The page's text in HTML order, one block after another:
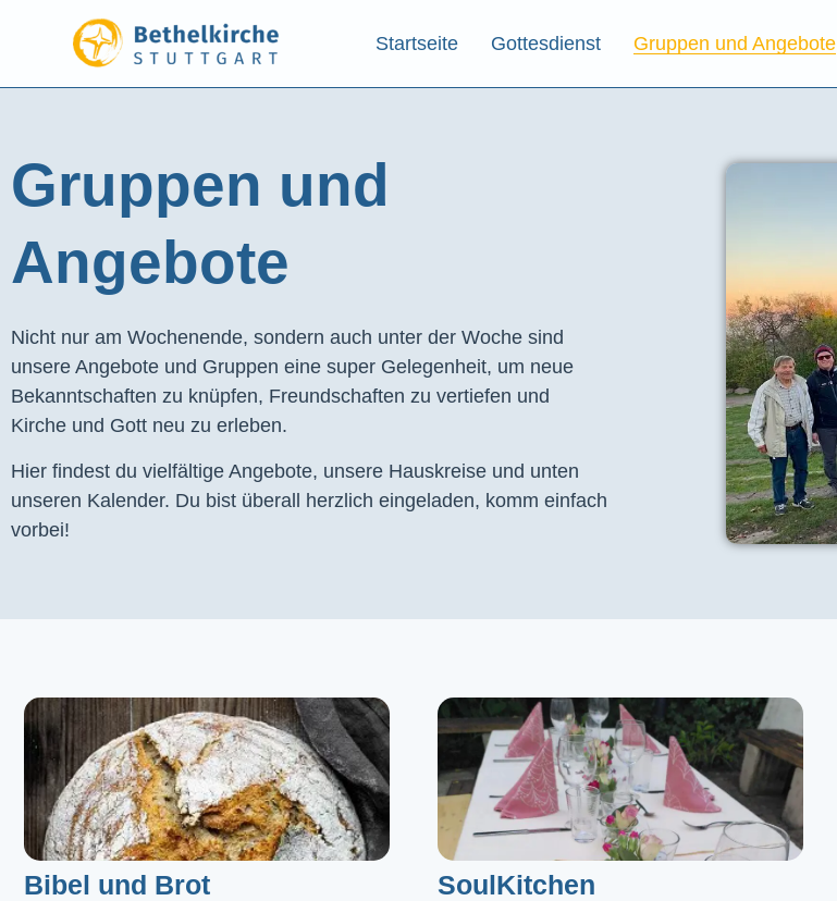
Startseite Gottesdienst Gruppen und Angebote
Gruppen und
Angebote​
Nicht nur am Wochenende, sondern auch unter der Woche sind
unsere Angebote und Gruppen eine super Gelegenheit, um neue
Bekanntschaften zu knüpfen, Freundschaften zu vertiefen und
Kirche und Gott neu zu erleben.
Hier findest du vielfältige Angebote, unsere Hauskreise und unten
unseren Kalender. Du bist überall herzlich eingeladen, komm einfach
vorbei!
Bibel und Brot SoulKitchen